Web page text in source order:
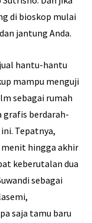
di bioskop mulai
jantung Anda.
hantu-hantu
mampu menguji
sebagai rumah
grafis berdarah-
Tepatnya,
menit hingga akhir
keberutalan dua
sebagai
saja tamu baru